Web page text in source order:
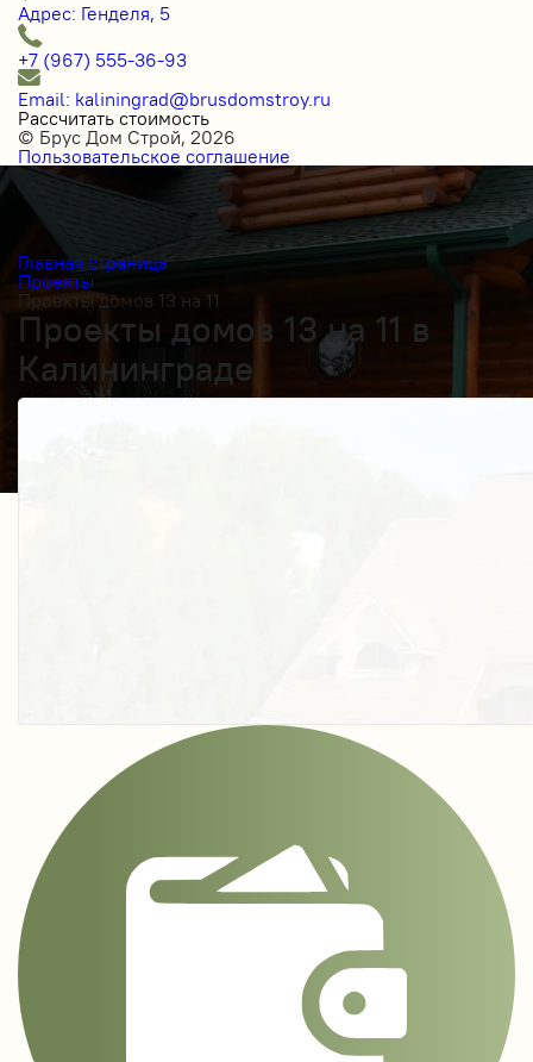
Адрес: Генделя, 5
+7 (967) 555-36-93
Email: kaliningrad@brusdomstroy.ru
Рассчитать стоимость
© Брус Дом Строй, 2026
Пользовательское соглашение
Главная страница
Проекты
Проекты домов 13 на 11
Проекты домов 13 на 11 в
Калининграде
Получить косультацию